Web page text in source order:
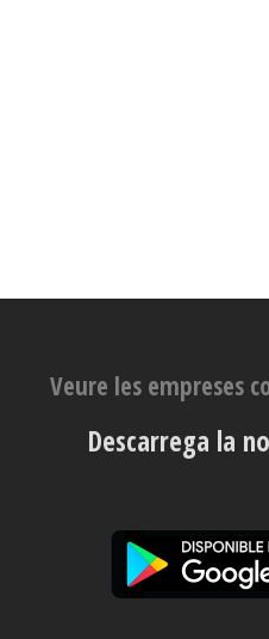
Veure les empreses
Descarrega la